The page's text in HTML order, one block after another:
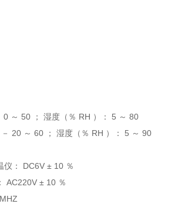
～ 50 ； 湿度（％ RH ）： 5 ～ 80
20 ～ 60 ； 湿度（％ RH ）： 5 ～ 90
仪： DC6V ± 10 ％
AC220V ± 10 ％